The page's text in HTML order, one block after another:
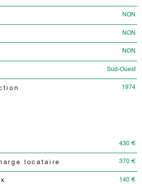
NON
NON
NON
Sud-Ouest
1974
430 €
locataire 370 €
140 €